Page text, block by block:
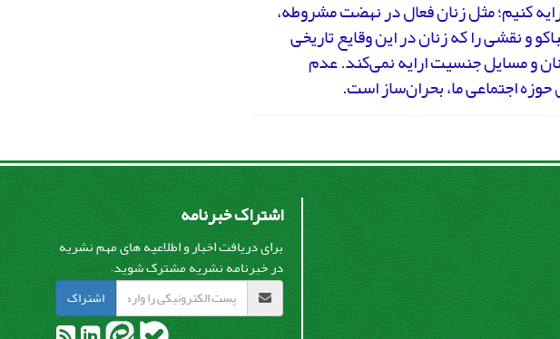
کنیم؛ مثل زنان فعال در نهضت مشروطه،
17 شهریور 1357، نهضت تنباکو و نقشی را که زنان در این وقایع تاریخی
و مسایل جنسیت ارایه نمی‌کند. عدم
حوزه اجتماعی ما، بحران‌ساز است.
اشتراک خبرنامه
برای دریافت اخبار و اطلاعیه های مهم نشریه
در خبرنامه نشریه مشترک شوید.
اشتراک